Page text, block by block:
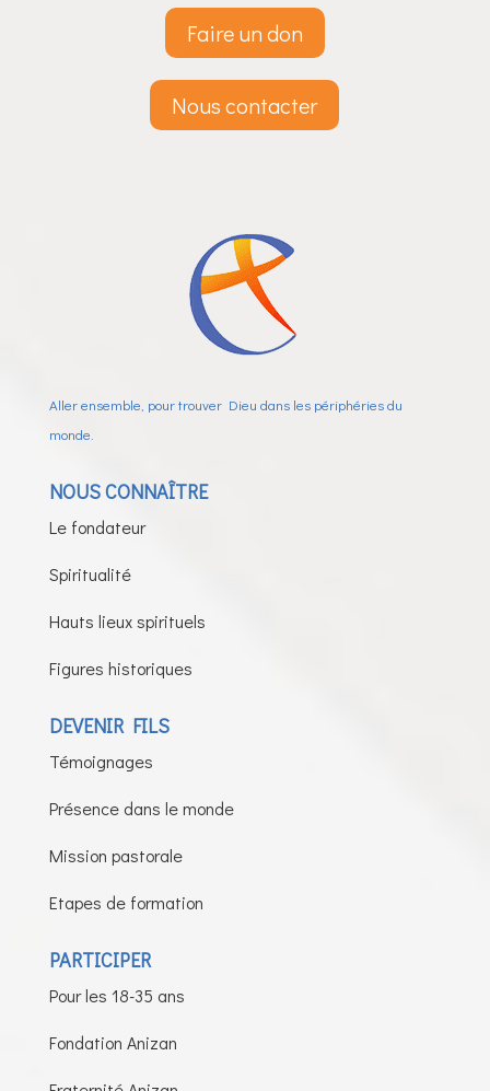
Faire un don
Nous contacter
Aller ensemble, pour trouver Dieu dans les périphéries du
monde.
NOUS CONNAÎTRE
Le fondateur
Spiritualité
Hauts lieux spirituels
Figures historiques
DEVENIR FILS
Témoignages
Présence dans le monde
Mission pastorale
Etapes de formation
PARTICIPER
Pour les 18-35 ans
Fondation Anizan